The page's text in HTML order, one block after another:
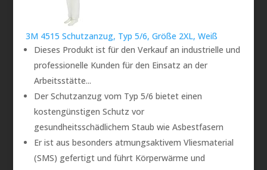
3M 4515 Schutzanzug, Typ 5/6, Größe 2XL, Weiß
Dieses Produkt ist für den Verkauf an industrielle und
professionelle Kunden für den Einsatz an der
Arbeitsstätte...
Der Schutzanzug vom Typ 5/6 bietet einen
kostengünstigen Schutz vor
gesundheitsschädlichem Staub wie Asbestfasern
Er ist aus besonders atmungsaktivem Vliesmaterial
(SMS) gefertigt und führt Körperwärme und